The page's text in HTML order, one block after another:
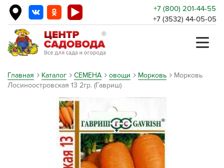
+7 (800) 201-44-55
+7 (3532) 44-05-05
Главная Каталог СЕМЕНА овощи Морковь
Морковь
Лосиноостровская 13 2гр. (Гавриш)